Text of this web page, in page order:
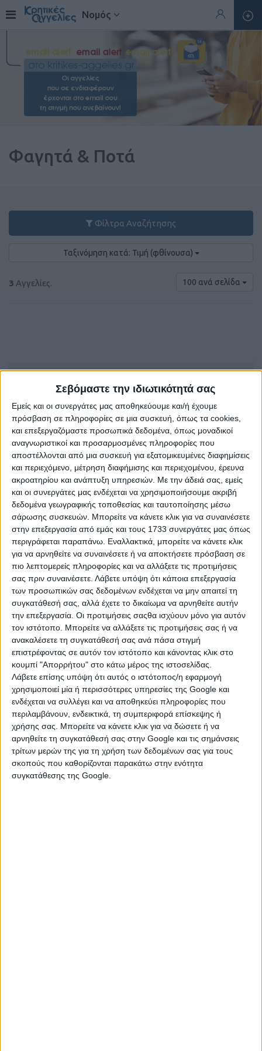
Σεβόμαστε την ιδιωτικότητά σας
Εμείς και οι συνεργάτες μας αποθηκεύουμε και/ή έχουμε
πρόσβαση σε πληροφορίες σε μια συσκευή, όπως τα cookies,
και επεξεργαζόμαστε προσωπικά δεδομένα, όπως μοναδικοί
αναγνωριστικοί και προσαρμοσμένες πληροφορίες που
αποστέλλονται από μια συσκευή για εξατομικευμένες διαφημίσεις
και περιεχόμενο, μέτρηση διαφήμισης και περιεχομένου, έρευνα
ακροατηρίου και ανάπτυξη υπηρεσιών. Με την άδειά σας, εμείς
και οι συνεργάτες μας ενδέχεται να χρησιμοποιήσουμε ακριβή
δεδομένα γεωγραφικής τοποθεσίας και ταυτοποίησης μέσω
σάρωσης συσκευών. Μπορείτε να κάνετε κλικ για να συναινέσετε
στην επεξεργασία από εμάς και τους 1733 συνεργάτες μας όπως
περιγράφεται παραπάνω. Εναλλακτικά, μπορείτε να κάνετε κλικ
για να αρνηθείτε να συναινέσετε ή να αποκτήσετε πρόσβαση σε
πιο λεπτομερείς πληροφορίες και να αλλάξετε τις προτιμήσεις
σας πριν συναινέσετε. Λάβετε υπόψη ότι κάποια επεξεργασία
των προσωπικών σας δεδομένων ενδέχεται να μην απαιτεί τη
συγκατάθεσή σας, αλλά έχετε το δικαίωμα να αρνηθείτε αυτήν
την επεξεργασία. Οι προτιμήσεις σαςθα ισχύουν μόνο για αυτόν
τον ιστότοπο. Μπορείτε να αλλάξετε τις προτιμήσεις σας ή να
ανακαλέσετε τη συγκατάθεσή σας ανά πάσα στιγμή
επιστρέφοντας σε αυτόν τον ιστότοπο και κάνοντας κλικ στο
κουμπί "Απορρήτου" στο κάτω μέρος της ιστοσελίδας.
Λάβετε επίσης υπόψη ότι αυτός ο ιστότοπος/η εφαρμογή
χρησιμοποιεί μία ή περισσότερες υπηρεσίες της Google και
ενδέχεται να συλλέγει και να αποθηκεύει πληροφορίες που
περιλαμβάνουν, ενδεικτικά, τη συμπεριφορά επίσκεψης ή
χρήσης σας. Μπορείτε να κάνετε κλικ για να δώσετε ή να
αρνηθείτε τη συγκατάθεσή σας στην Google και τις σημάνσεις
τρίτων μερών της για τη χρήση των δεδομένων σας για τους
σκοπούς που καθορίζονται παρακάτω στην ενότητα
συγκατάθεσης της Google.
Νομός
Φαγητά & Ποτά
Φίλτρα Αναζήτησης
Ταξινόμηση κατά: Τιμή (φθίνουσα)
3 Αγγελίες. 100 ανά σελίδα
ΕΛΑΙΟΛΑΔΟ
Άγιος Τίτος
πωλείται 50€/17lt
Παρασκευή, 31 Ιουλ 2026
ΕΛΑΙΟΛΑΔΟ:
Ηράκλειο